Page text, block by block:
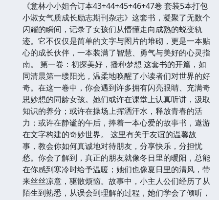
《意林小小姐合订本43+44+45+46+47卷 套装5本打包
小淑女气质成长励志期刊杂志》这套书，凝聚了无数个
闪耀的瞬间，记录了女孩们从懵懂走向成熟的蜕变轨
迹。它不仅仅是简单的文字与图片的堆砌，更是一本贴
心的成长伙伴，一本装满了智慧、勇气与美好的心灵指
南。 第一卷：初探美好，播种梦想 这套书的开篇，如
同清晨第一缕阳光，温柔地唤醒了小读者们对世界的好
奇。在这一卷中，你会遇到许多拥有闪亮眼睛、充满奇
思妙想的同龄女孩。她们或许在课堂上认真听讲，汲取
知识的养分；或许在操场上挥洒汗水，释放青春的活
力；或许在静谧的午后，捧着一本心爱的故事书，遨游
在文字构建的奇妙世界。 这里有关于友谊的温馨故
事，教会你如何真诚地对待朋友，分享快乐，分担忧
愁。你会了解到，真正的朋友就像冬日里的暖阳，总能
在你感到寒冷时给予温暖；她们也像夏日里的清风，带
来丝丝凉意，驱散烦恼。故事中，小主人公们经历了从
陌生到熟悉，从误会到理解的过程，她们学会了倾听，